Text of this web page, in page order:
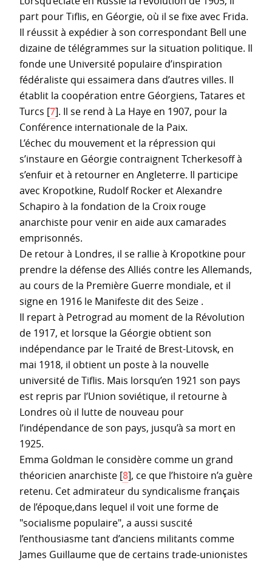
part pour Tiflis, en Géorgie, où il se fixe avec Frida.
Il réussit à expédier à son correspondant Bell une
dizaine de télégrammes sur la situation politique. Il
fonde une Université populaire d’inspiration
fédéraliste qui essaimera dans d’autres villes. Il
établit la coopération entre Géorgiens, Tatares et
Turcs [7]. Il se rend à La Haye en 1907, pour la
Conférence internationale de la Paix.
L’échec du mouvement et la répression qui
s’instaure en Géorgie contraignent Tcherkesoff à
s’enfuir et à retourner en Angleterre. Il participe
avec Kropotkine, Rudolf Rocker et Alexandre
Schapiro à la fondation de la Croix rouge
anarchiste pour venir en aide aux camarades
emprisonnés.
De retour à Londres, il se rallie à Kropotkine pour
prendre la défense des Alliés contre les Allemands,
au cours de la Première Guerre mondiale, et il
signe en 1916 le Manifeste dit des Seize .
Il repart à Petrograd au moment de la Révolution
de 1917, et lorsque la Géorgie obtient son
indépendance par le Traité de Brest-Litovsk, en
mai 1918, il obtient un poste à la nouvelle
université de Tiflis. Mais lorsqu’en 1921 son pays
est repris par l’Union soviétique, il retourne à
Londres où il lutte de nouveau pour
l’indépendance de son pays, jusqu’à sa mort en
1925.
Emma Goldman le considère comme un grand
théoricien anarchiste [8], ce que l’histoire n’a guère
retenu. Cet admirateur du syndicalisme français
de l’époque,dans lequel il voit une forme de
"socialisme populaire", a aussi suscité
l’enthousiasme tant d’anciens militants comme
James Guillaume que de certains trade-unionistes